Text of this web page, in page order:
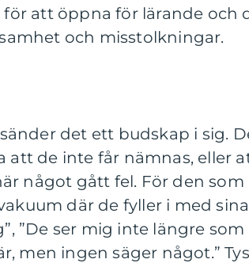
att öppna för lärande och
och misstolkningar.
det ett budskap i sig.
att de inte får nämnas, eller
något gått fel. För den som
där de fyller i med
”De ser mig inte längre som
men ingen säger något.”